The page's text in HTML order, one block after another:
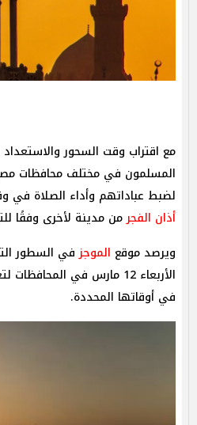
مع اقتراب وقت السحور
المسلمون في مختلف محافظات
لضبط عباداتهم وأداء الصلاة في
أذان الفجرمن مدينة لأخرى وفقًا
ويرصد موقع الموجزفي السطور
الأربعاء 12 مارس في
في أوقاتها المحددة.